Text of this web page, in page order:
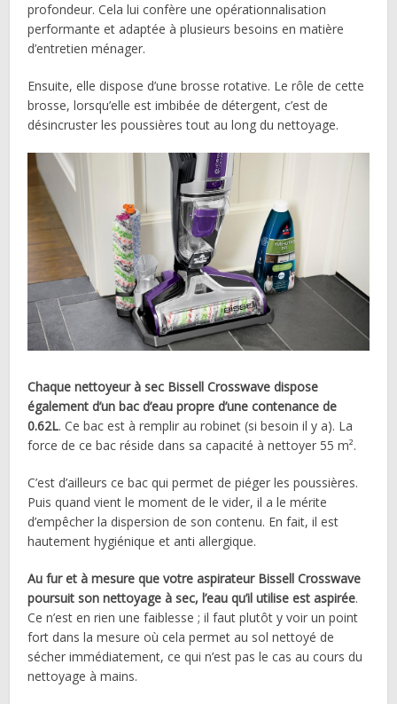
profondeur. Cela lui confère une opérationnalisation
performante et adaptée à plusieurs besoins en matière
d’entretien ménager.
Ensuite, elle dispose d’une brosse rotative. Le rôle de cette
brosse, lorsqu’elle est imbibée de détergent, c’est de
désincruster les poussières tout au long du nettoyage.
Chaque nettoyeur à sec Bissell Crosswave dispose
également d’un bac d’eau propre d’une contenance de
0.62L. Ce bac est à remplir au robinet (si besoin il y a). La
force de ce bac réside dans sa capacité à nettoyer 55 m².
C’est d’ailleurs ce bac qui permet de piéger les poussières.
Puis quand vient le moment de le vider, il a le mérite
d’empêcher la dispersion de son contenu. En fait, il est
hautement hygiénique et anti allergique.
Au fur et à mesure que votre aspirateur Bissell Crosswave
poursuit son nettoyage à sec, l’eau qu’il utilise est aspirée.
Ce n’est en rien une faiblesse ; il faut plutôt y voir un point
fort dans la mesure où cela permet au sol nettoyé de
sécher immédiatement, ce qui n’est pas le cas au cours du
nettoyage à mains.